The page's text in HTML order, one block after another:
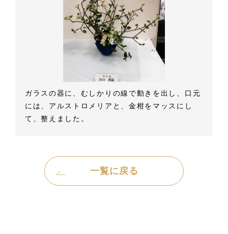
ガラスの器に、むしかりの線で動きを出し、口元
には、アルストロメリアと、金柑をマッスにし
て、整えました。
一覧に戻る